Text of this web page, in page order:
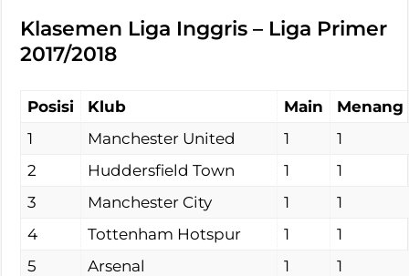
Klasemen Liga Inggris – Liga Primer
2017/2018
Posisi Klub Main
Menang
1
Manchester United 1
1
2
Huddersfield Town 1
1
3
Manchester City 1
1
4
Tottenham Hotspur 1
1
5
Arsenal 1
1